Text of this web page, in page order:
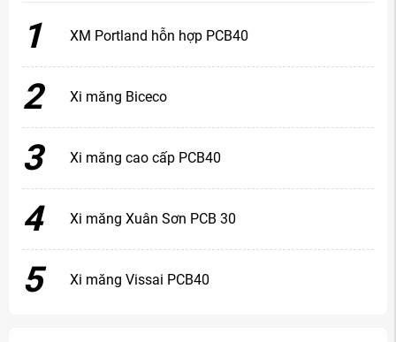
1 XM Portland hỗn hợp PCB40
2 Xi măng Biceco
3 Xi măng cao cấp PCB40
4 Xi măng Xuân Sơn PCB 30
5 Xi măng Vissai PCB40